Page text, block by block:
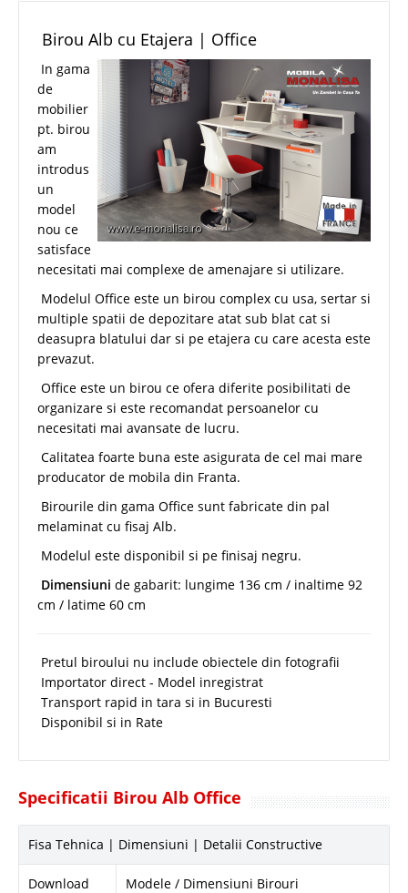
Birou Alb cu Etajera | Office
In gama
de
mobilier
pt. birou
am
introdus
un
model
nou ce
satisface
necesitati mai complexe de amenajare si utilizare.
Modelul Office este un birou complex cu usa, sertar si
multiple spatii de depozitare atat sub blat cat si
deasupra blatului dar si pe etajera cu care acesta este
prevazut.
Office este un birou ce ofera diferite posibilitati de
organizare si este recomandat persoanelor cu
necesitati mai avansate de lucru.
Calitatea foarte buna este asigurata de cel mai mare
producator de mobila din Franta.
Birourile din gama Office sunt fabricate din pal
melaminat cu fisaj Alb.
Modelul este disponibil si pe finisaj negru.
Dimensiuni de gabarit: lungime 136 cm / inaltime 92
cm / latime 60 cm
Pretul biroului nu include obiectele din fotografii
Importator direct - Model inregistrat
Transport rapid in tara si in Bucuresti
Disponibil si in Rate
Specificatii Birou Alb Office
Fisa Tehnica | Dimensiuni | Detalii Constructive
Download Modele / Dimensiuni Birouri